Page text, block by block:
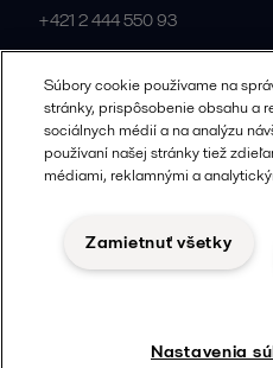
+421 2 444 550 93
All offices and partners
© 2015-2026,
Zásady
Pravidlá používania
Súbory cookie používame na
stránky, prispôsobenie obsahu a
sociálnych médií a na analýzu
používaní našej stránky tiež
médiami, reklamnými a
Zamietnuť všetky
Nastavenia